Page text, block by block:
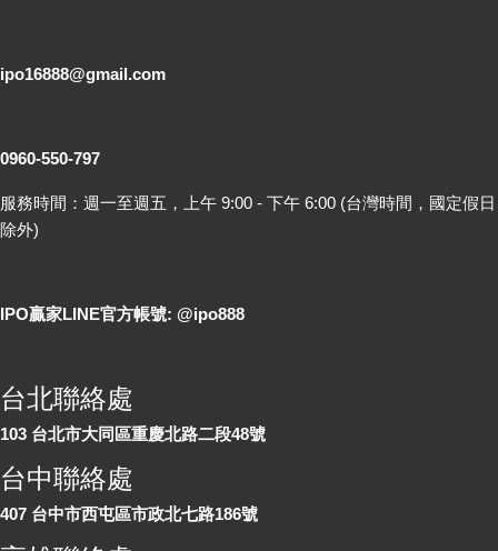
ipo16888@gmail.com
0960-550-797
服務時間：週一至週五，上午 9:00 - 下午 6:00 (台灣時間，國定假日
除外)
IPO贏家LINE官方帳號: @ipo888
台北聯絡處
103 台北市大同區重慶北路二段48號
台中聯絡處
407 台中市西屯區市政北七路186號